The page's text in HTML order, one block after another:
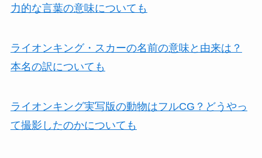
力的な言葉の意味についても
ライオンキング・スカーの名前の意味と由来は？
本名の訳についても
ライオンキング実写版の動物はフルCG？どうやっ
て撮影したのかについても